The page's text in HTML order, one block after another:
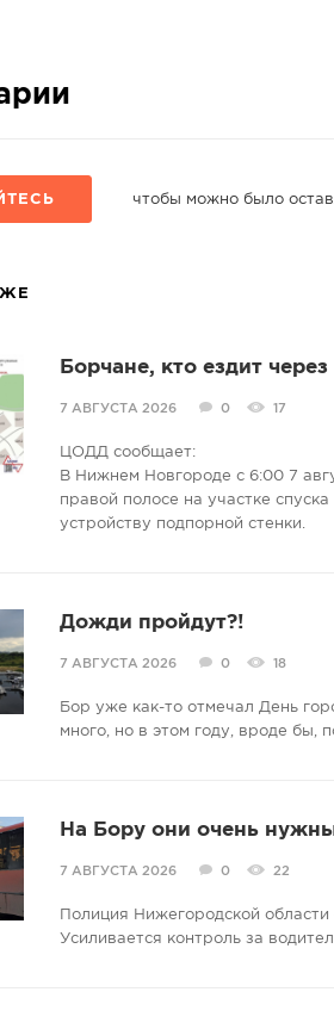
чтобы можно было
Борчане, кто ездит
7 АВГУСТА 2026 0 17
ЦОДД сообщает:
В Нижнем Новгороде с 6:00 7
правой полосе на участке
устройству подпорной стенки.
Дожди пройдут?!
7 АВГУСТА 2026 0 18
Бор уже как-то отмечал День
много, но в этом году, вроде бы,
На Бору они очень
7 АВГУСТА 2026 0 22
Полиция Нижегородской
Усиливается контроль за